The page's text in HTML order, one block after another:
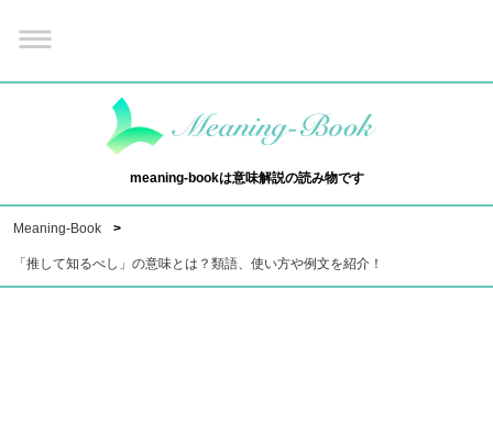
meaning-bookは意味解説の読み物です
Meaning-Book
「推して知るべし」の意味とは？類語、使い方や例文を紹介！